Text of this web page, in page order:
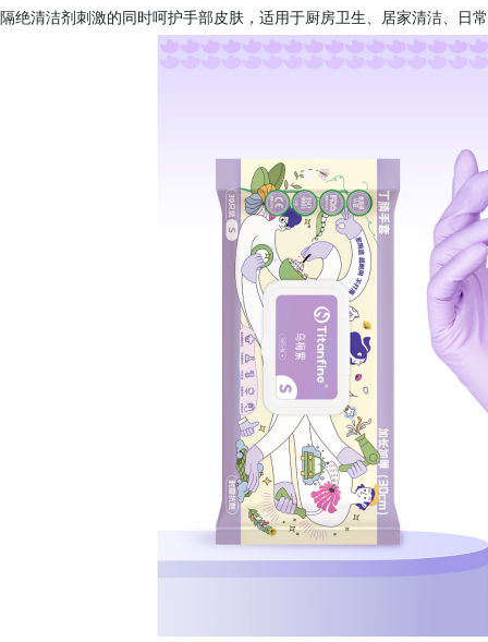
隔绝清洁剂刺激的同时呵护手部皮肤，适用于厨房卫生、居家清洁、日